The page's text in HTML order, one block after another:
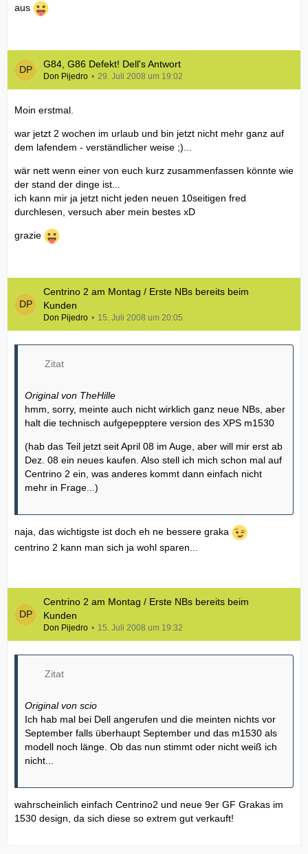
aus
G84, G86 Defekt! Dell's Antwort
Don Pijedro 29. Juli 2008 um 19:02
Moin erstmal.
war jetzt 2 wochen im urlaub und bin jetzt nicht mehr ganz auf
dem lafendem - verständlicher weise ;)...
wär nett wenn einer von euch kurz zusammenfassen könnte wie
der stand der dinge ist...
ich kann mir ja jetzt nicht jeden neuen 10seitigen fred
durchlesen, versuch aber mein bestes xD
grazie
Centrino 2 am Montag / Erste NBs bereits beim
Kunden
Don Pijedro 15. Juli 2008 um 20:05
Zitat
Original von TheHille
hmm, sorry, meinte auch nicht wirklich ganz neue NBs, aber
halt die technisch aufgepepptere version des XPS m1530
(hab das Teil jetzt seit April 08 im Auge, aber will mir erst ab
Dez. 08 ein neues kaufen. Also stell ich mich schon mal auf
Centrino 2 ein, was anderes kommt dann einfach nicht
mehr in Frage...)
naja, das wichtigste ist doch eh ne bessere graka
centrino 2 kann man sich ja wohl sparen...
Centrino 2 am Montag / Erste NBs bereits beim
Kunden
Don Pijedro 15. Juli 2008 um 19:32
Zitat
Original von scio
Ich hab mal bei Dell angerufen und die meinten nichts vor
September falls überhaupt September und das m1530 als
modell noch länge. Ob das nun stimmt oder nicht weiß ich
nicht...
wahrscheinlich einfach Centrino2 und neue 9er GF Grakas im
1530 design, da sich diese so extrem gut verkauft!